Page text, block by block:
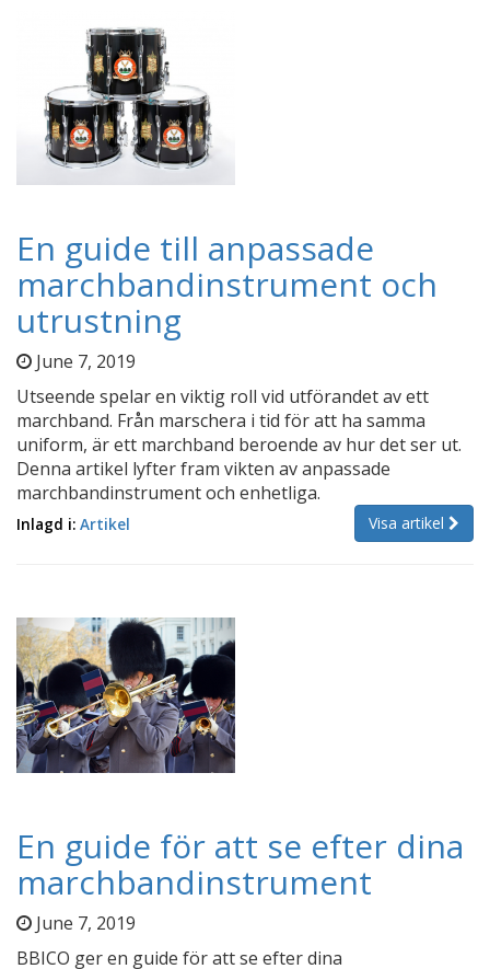
En guide till anpassade
marchbandinstrument och
utrustning
June 7, 2019
Utseende spelar en viktig roll vid utförandet av ett
marchband. Från marschera i tid för att ha samma
uniform, är ett marchband beroende av hur det ser ut.
Denna artikel lyfter fram vikten av anpassade
marchbandinstrument och enhetliga.
Visa artikel
Inlagd i: Artikel
En guide för att se efter dina
marchbandinstrument
June 7, 2019
BBICO ger en guide för att se efter dina